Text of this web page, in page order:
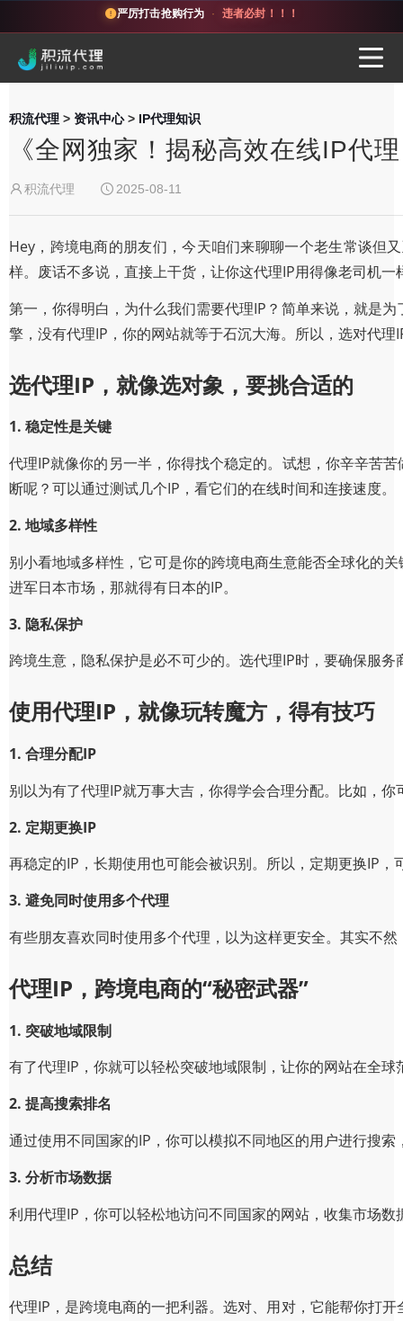
严厉打击抢购行为 · 违者必封！！！
积流代理 > 资讯中心> IP代理知识
《全网独家！揭秘高效在线IP代
积流代理 2025-08-11
Hey，跨境电商的朋友们，今天咱们来聊聊一个老生常谈
样。废话不多说，直接上干货，让你这代理IP用得像老司机一
第一，你得明白，为什么我们需要代理IP？简单来说，就是
擎，没有代理IP，你的网站就等于石沉大海。所以，选对代
选代理IP，就像选对象，要挑合适的
1. 稳定性是关键
代理IP就像你的另一半，你得找个稳定的。试想，你辛辛苦
断呢？可以通过测试几个IP，看它们的在线时间和连接速度。
2. 地域多样性
别小看地域多样性，它可是你的跨境电商生意能否全球化的
进军日本市场，那就得有日本的IP。
3. 隐私保护
跨境生意，隐私保护是必不可少的。选代理IP时，要确保服
使用代理IP，就像玩转魔方，得有技巧
1. 合理分配IP
别以为有了代理IP就万事大吉，你得学会合理分配。比如，
2. 定期更换IP
再稳定的IP，长期使用也可能会被识别。所以，定期更换IP，
3. 避免同时使用多个代理
有些朋友喜欢同时使用多个代理，以为这样更安全。其实不
代理IP，跨境电商的“秘密武器”
1. 突破地域限制
有了代理IP，你就可以轻松突破地域限制，让你的网站在全球
2. 提高搜索排名
通过使用不同国家的IP，你可以模拟不同地区的用户进行搜
3. 分析市场数据
利用代理IP，你可以轻松地访问不同国家的网站，收集市场
总结
代理IP，是跨境电商的一把利器。选对、用对，它能帮你打